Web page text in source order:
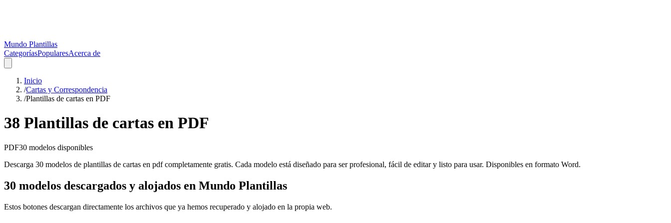
Mundo Plantillas
CategoríasPopularesAcerca de
Inicio
/Cartas y Correspondencia
/Plantillas de cartas en PDF
38 Plantillas de cartas en PDF
PDF30 modelos disponibles
Descarga 30 modelos de plantillas de cartas en pdf completamente gratis. Cada modelo está diseñado para ser profesional, fácil de editar y listo para usar. Disponibles en formato Word.
30 modelos descargados y alojados en Mundo Plantillas
Estos botones descargan directamente los archivos que ya hemos recuperado y alojado en la propia web.